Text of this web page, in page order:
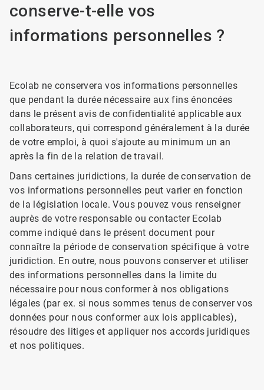
conserve-t-elle vos
informations personnelles ?
Ecolab ne conservera vos informations personnelles
que pendant la durée nécessaire aux fins énoncées
dans le présent avis de confidentialité applicable aux
collaborateurs, qui correspond généralement à la durée
de votre emploi, à quoi s'ajoute au minimum un an
après la fin de la relation de travail.
Dans certaines juridictions, la durée de conservation de
vos informations personnelles peut varier en fonction
de la législation locale. Vous pouvez vous renseigner
auprès de votre responsable ou contacter Ecolab
comme indiqué dans le présent document pour
connaître la période de conservation spécifique à votre
juridiction. En outre, nous pouvons conserver et utiliser
des informations personnelles dans la limite du
nécessaire pour nous conformer à nos obligations
légales (par ex. si nous sommes tenus de conserver vos
données pour nous conformer aux lois applicables),
résoudre des litiges et appliquer nos accords juridiques
et nos politiques.